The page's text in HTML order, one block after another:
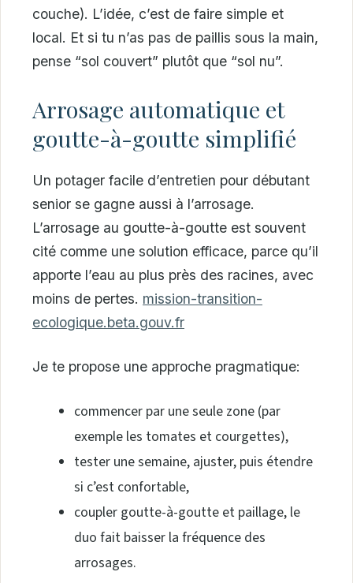
couche). L’idée, c’est de faire simple et
local. Et si tu n’as pas de paillis sous la main,
pense “sol couvert” plutôt que “sol nu”.
Arrosage automatique et
goutte-à-goutte simplifié
Un potager facile d’entretien pour débutant
senior se gagne aussi à l’arrosage.
L’arrosage au goutte-à-goutte est souvent
cité comme une solution efficace, parce qu’il
apporte l’eau au plus près des racines, avec
moins de pertes. mission-transition-
ecologique.beta.gouv.fr
Je te propose une approche pragmatique:
commencer par une seule zone (par
exemple les tomates et courgettes),
tester une semaine, ajuster, puis étendre
si c’est confortable,
coupler goutte-à-goutte et paillage, le
duo fait baisser la fréquence des
arrosages.